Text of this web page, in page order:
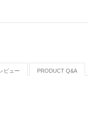
ビュー PRODUCT Q&A